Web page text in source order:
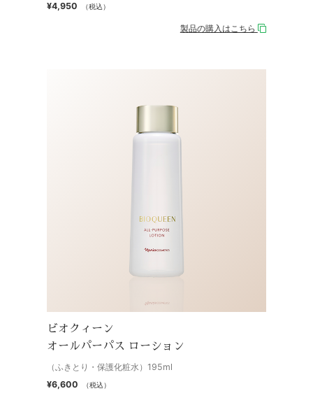
¥4,950
（税込）
製品の購入はこちら
ビオクィーン
オールパーパス ローション
（ふきとり・保護化粧水）195ml
¥6,600
（税込）